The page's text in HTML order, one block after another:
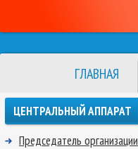
ГЛАВНАЯ
ЦЕНТРАЛЬНЫЙ АППАРАТ
Председатель организации